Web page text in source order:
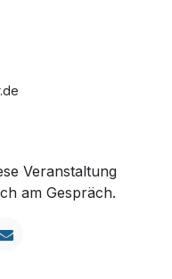
Veranstaltung
am Gespräch.